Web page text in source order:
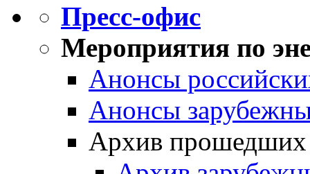
Пресс-офис
Мероприятия по
Анонсы
Анонсы
Архив прошедших